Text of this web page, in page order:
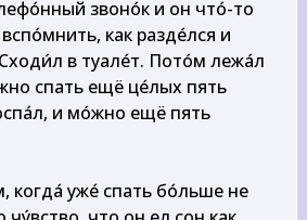
звоно́к и он что́-то
как разде́лся и
в туале́т. Пото́м лежа́л
спать ещё це́лых пять
и мо́жно ещё пять
когда́ уже́ спать бо́льше не